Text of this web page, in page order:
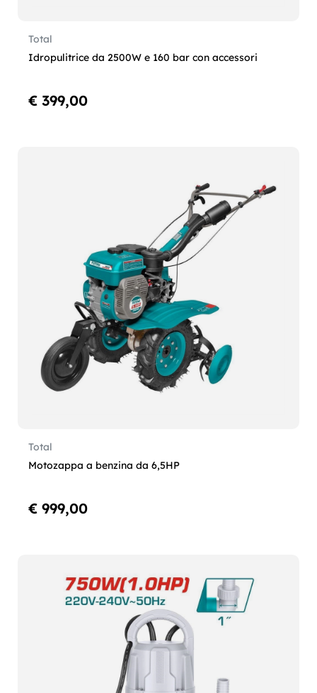
Total
Idropulitrice da 2500W e 160 bar con accessori
€ 399,00
Total
Motozappa a benzina da 6,5HP
€ 999,00